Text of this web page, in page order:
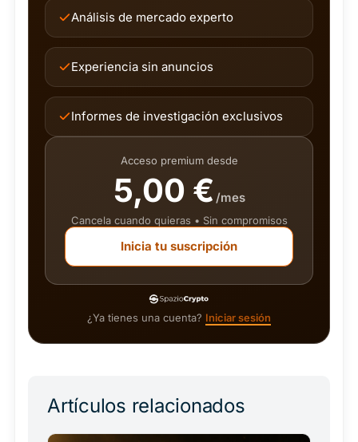
Análisis de mercado experto
Experiencia sin anuncios
Informes de investigación exclusivos
Acceso premium desde
5,00 € /mes
Cancela cuando quieras • Sin compromisos
Inicia tu suscripción
¿Ya tienes una cuenta? Iniciar sesión
Artículos relacionados